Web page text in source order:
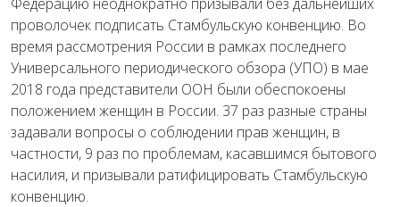
проволочек подписать Стамбульскую конвенцию. Во
время рассмотрения России в рамках последнего
Универсального периодического обзора (УПО) в мае
2018 года представители ООН были обеспокоены
положением женщин в России. 37 раз разные страны
задавали вопросы о соблюдении прав женщин, в
частности, 9 раз по проблемам, касавшимся бытового
насилия, и призывали ратифицировать Стамбульскую
конвенцию.